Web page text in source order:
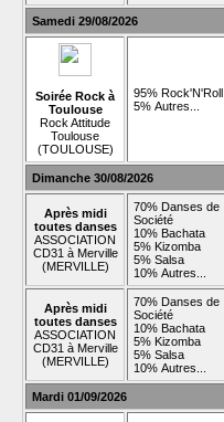
Samedi 29/08/2026
Soirée Rock à
Toulouse
Rock Attitude
Toulouse
(TOULOUSE)
95% Rock'N'Roll
5% Autres...
Dimanche 30/08/2026
Après midi
toutes danses
ASSOCIATION
CD31 à Merville
(MERVILLE)
70% Danses de
Société
10% Bachata
5% Kizomba
5% Salsa
10% Autres...
Après midi
toutes danses
ASSOCIATION
CD31 à Merville
(MERVILLE)
70% Danses de
Société
10% Bachata
5% Kizomba
5% Salsa
10% Autres...
Mardi 01/09/2026